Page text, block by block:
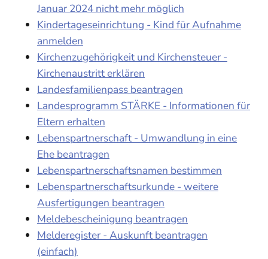
Januar 2024 nicht mehr möglich
Kindertageseinrichtung - Kind für Aufnahme
anmelden
Kirchenzugehörigkeit und Kirchensteuer -
Kirchenaustritt erklären
Landesfamilienpass beantragen
Landesprogramm STÄRKE - Informationen für
Eltern erhalten
Lebenspartnerschaft - Umwandlung in eine
Ehe beantragen
Lebenspartnerschaftsnamen bestimmen
Lebenspartnerschaftsurkunde - weitere
Ausfertigungen beantragen
Meldebescheinigung beantragen
Melderegister - Auskunft beantragen
(einfach)